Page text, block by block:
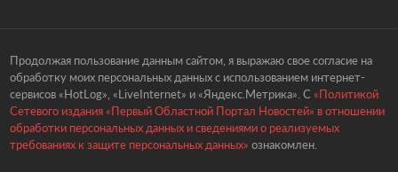
Продолжая пользование данным сайтом, я выражаю свое согласие на
обработку моих персональных данных с использованием интернет-
сервисов «HotLog», «LiveInternet» и «Яндекс.Метрика». С «Политикой
Сетевого издания «Первый Областной Портал Новостей» в отношении
обработки персональных данных и сведениями о реализуемых
требованиях к защите персональных данных» ознакомлен.